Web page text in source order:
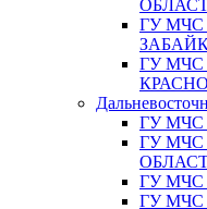
ГУ
ГУ
ГУ
ГУ
ГУ
ГУ